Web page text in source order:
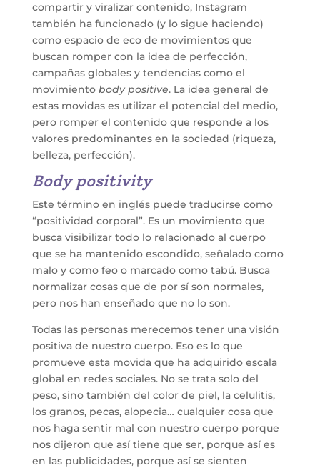
compartir y viralizar contenido, Instagram
también ha funcionado (y lo sigue haciendo)
como espacio de eco de movimientos que
buscan romper con la idea de perfección,
campañas globales y tendencias como el
movimiento body positive. La idea general de
estas movidas es utilizar el potencial del medio,
pero romper el contenido que responde a los
valores predominantes en la sociedad (riqueza,
belleza, perfección).
Body positivity
Este término en inglés puede traducirse como
“positividad corporal”. Es un movimiento que
busca visibilizar todo lo relacionado al cuerpo
que se ha mantenido escondido, señalado como
malo y como feo o marcado como tabú. Busca
normalizar cosas que de por sí son normales,
pero nos han enseñado que no lo son.
Todas las personas merecemos tener una visión
positiva de nuestro cuerpo. Eso es lo que
promueve esta movida que ha adquirido escala
global en redes sociales. No se trata solo del
peso, sino también del color de piel, la celulitis,
los granos, pecas, alopecia… cualquier cosa que
nos haga sentir mal con nuestro cuerpo porque
nos dijeron que así tiene que ser, porque así es
en las publicidades, porque así se sienten